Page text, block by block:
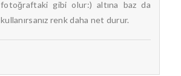
fotoğraftaki gibi olur:) altına baz da
kullanırsanız renk daha net durur.